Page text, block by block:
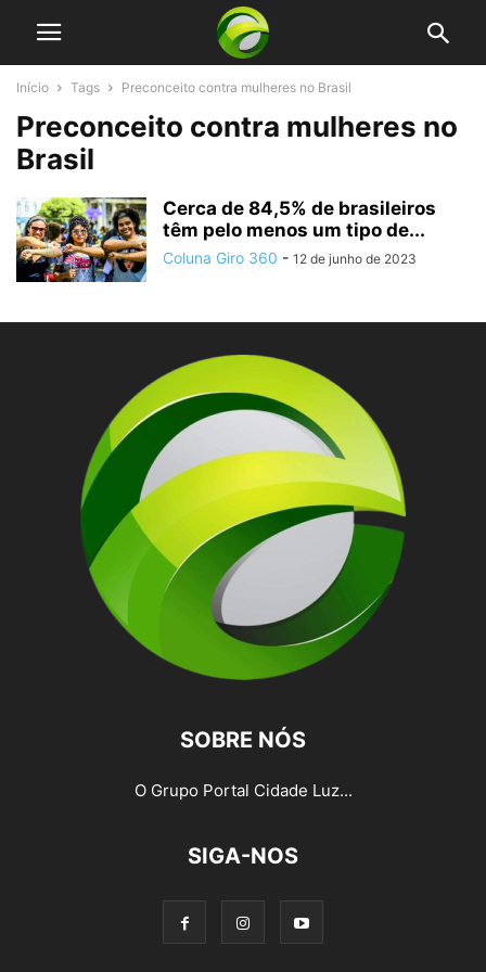
Início Tags Preconceito contra mulheres no Brasil
Preconceito contra mulheres no
Brasil
Cerca de 84,5% de brasileiros
têm pelo menos um tipo de...
Coluna Giro 360 - 12 de junho de 2023
SOBRE NÓS
O Grupo Portal Cidade Luz...
SIGA-NOS